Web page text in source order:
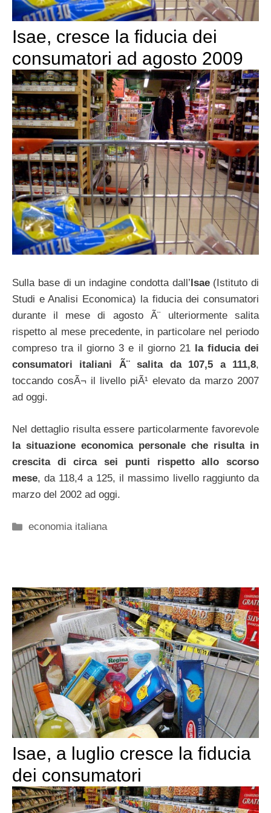
Isae, cresce la fiducia dei
consumatori ad agosto 2009
Sulla base di un indagine condotta dall’ Isae(Istituto di
Studi e Analisi Economica) la fiducia dei consumatori
durante il mese di agosto Ã¨ ulteriormente salita
rispetto al mese precedente, in particolare nel periodo
compreso tra il giorno 3 e il giorno 21
la fiducia dei
consumatori italiani Ã¨ salita da 107,5 a 111,8,
toccando cosÃ¬ il livello piÃ¹ elevato da marzo 2007
ad oggi.
Nel dettaglio risulta essere particolarmente favorevole
la situazione economica personale che risulta in
crescita di circa sei punti rispetto allo scorso
mese, da 118,4 a 125, il massimo livello raggiunto da
marzo del 2002 ad oggi.
Categorie
economia italiana
Isae, a luglio cresce la fiducia
dei consumatori